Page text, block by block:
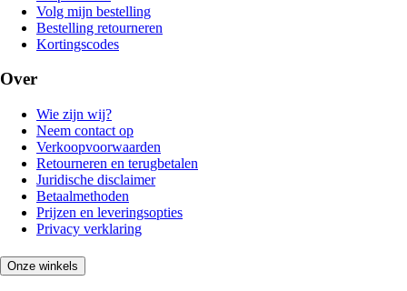
Volg mijn bestelling
Bestelling retourneren
Kortingscodes
Over
Wie zijn wij?
Neem contact op
Verkoopvoorwaarden
Retourneren en terugbetalen
Juridische disclaimer
Betaalmethoden
Prijzen en leveringsopties
Privacy verklaring
Onze winkels